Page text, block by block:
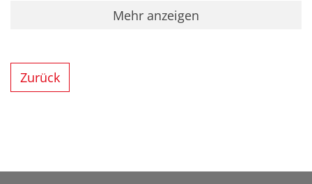
Mehr anzeigen
Zurück